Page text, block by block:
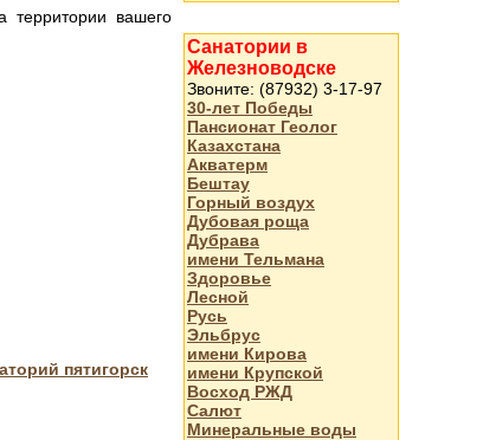
территории вашего
пятигорск
Санатории в
Железноводске
Звоните: (87932) 3-17-97
30-лет Победы
Пансионат Геолог
Казахстана
Акватерм
Бештау
Горный воздух
Дубовая роща
Дубрава
имени Тельмана
Здоровье
Лесной
Русь
Эльбрус
имени Кирова
имени Крупской
Восход РЖД
Салют
Минеральные воды